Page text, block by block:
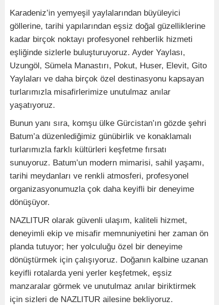
Karadeniz’in yemyeşil yaylalarından büyüleyici
göllerine, tarihi yapılarından eşsiz doğal güzelliklerine
kadar birçok noktayı profesyonel rehberlik hizmeti
eşliğinde sizlerle buluşturuyoruz. Ayder Yaylası,
Uzungöl, Sümela Manastırı, Pokut, Huser, Elevit, Gito
Yaylaları ve daha birçok özel destinasyonu kapsayan
turlarımızla misafirlerimize unutulmaz anılar
yaşatıyoruz.
Bunun yanı sıra, komşu ülke Gürcistan’ın gözde şehri
Batum’a düzenlediğimiz günübirlik ve konaklamalı
turlarımızla farklı kültürleri keşfetme fırsatı
sunuyoruz. Batum’un modern mimarisi, sahil yaşamı,
tarihi meydanları ve renkli atmosferi, profesyonel
organizasyonumuzla çok daha keyifli bir deneyime
dönüşüyor.
NAZLITUR olarak güvenli ulaşım, kaliteli hizmet,
deneyimli ekip ve misafir memnuniyetini her zaman ön
planda tutuyor; her yolculuğu özel bir deneyime
dönüştürmek için çalışıyoruz. Doğanın kalbine uzanan
keyifli rotalarda yeni yerler keşfetmek, eşsiz
manzaralar görmek ve unutulmaz anılar biriktirmek
için sizleri de NAZLITUR ailesine bekliyoruz.